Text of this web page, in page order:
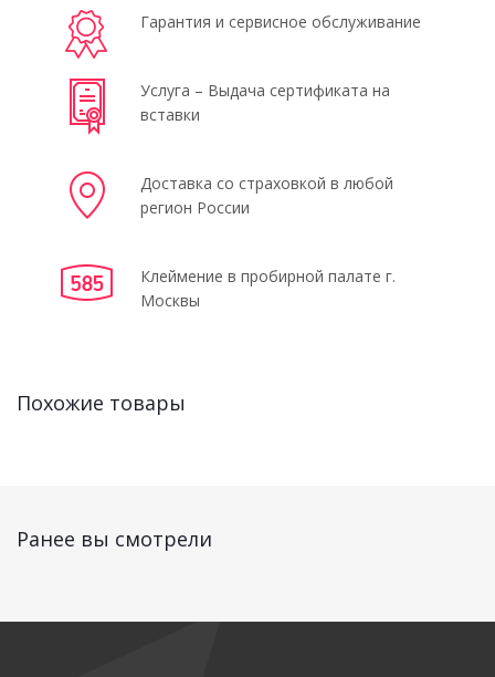
Гарантия и сервисное обслуживание
Услуга – Выдача сертификата на
вставки
Доставка со страховкой в любой
регион России
Клеймение в пробирной палате г.
Москвы
Похожие товары
Ранее вы смотрели